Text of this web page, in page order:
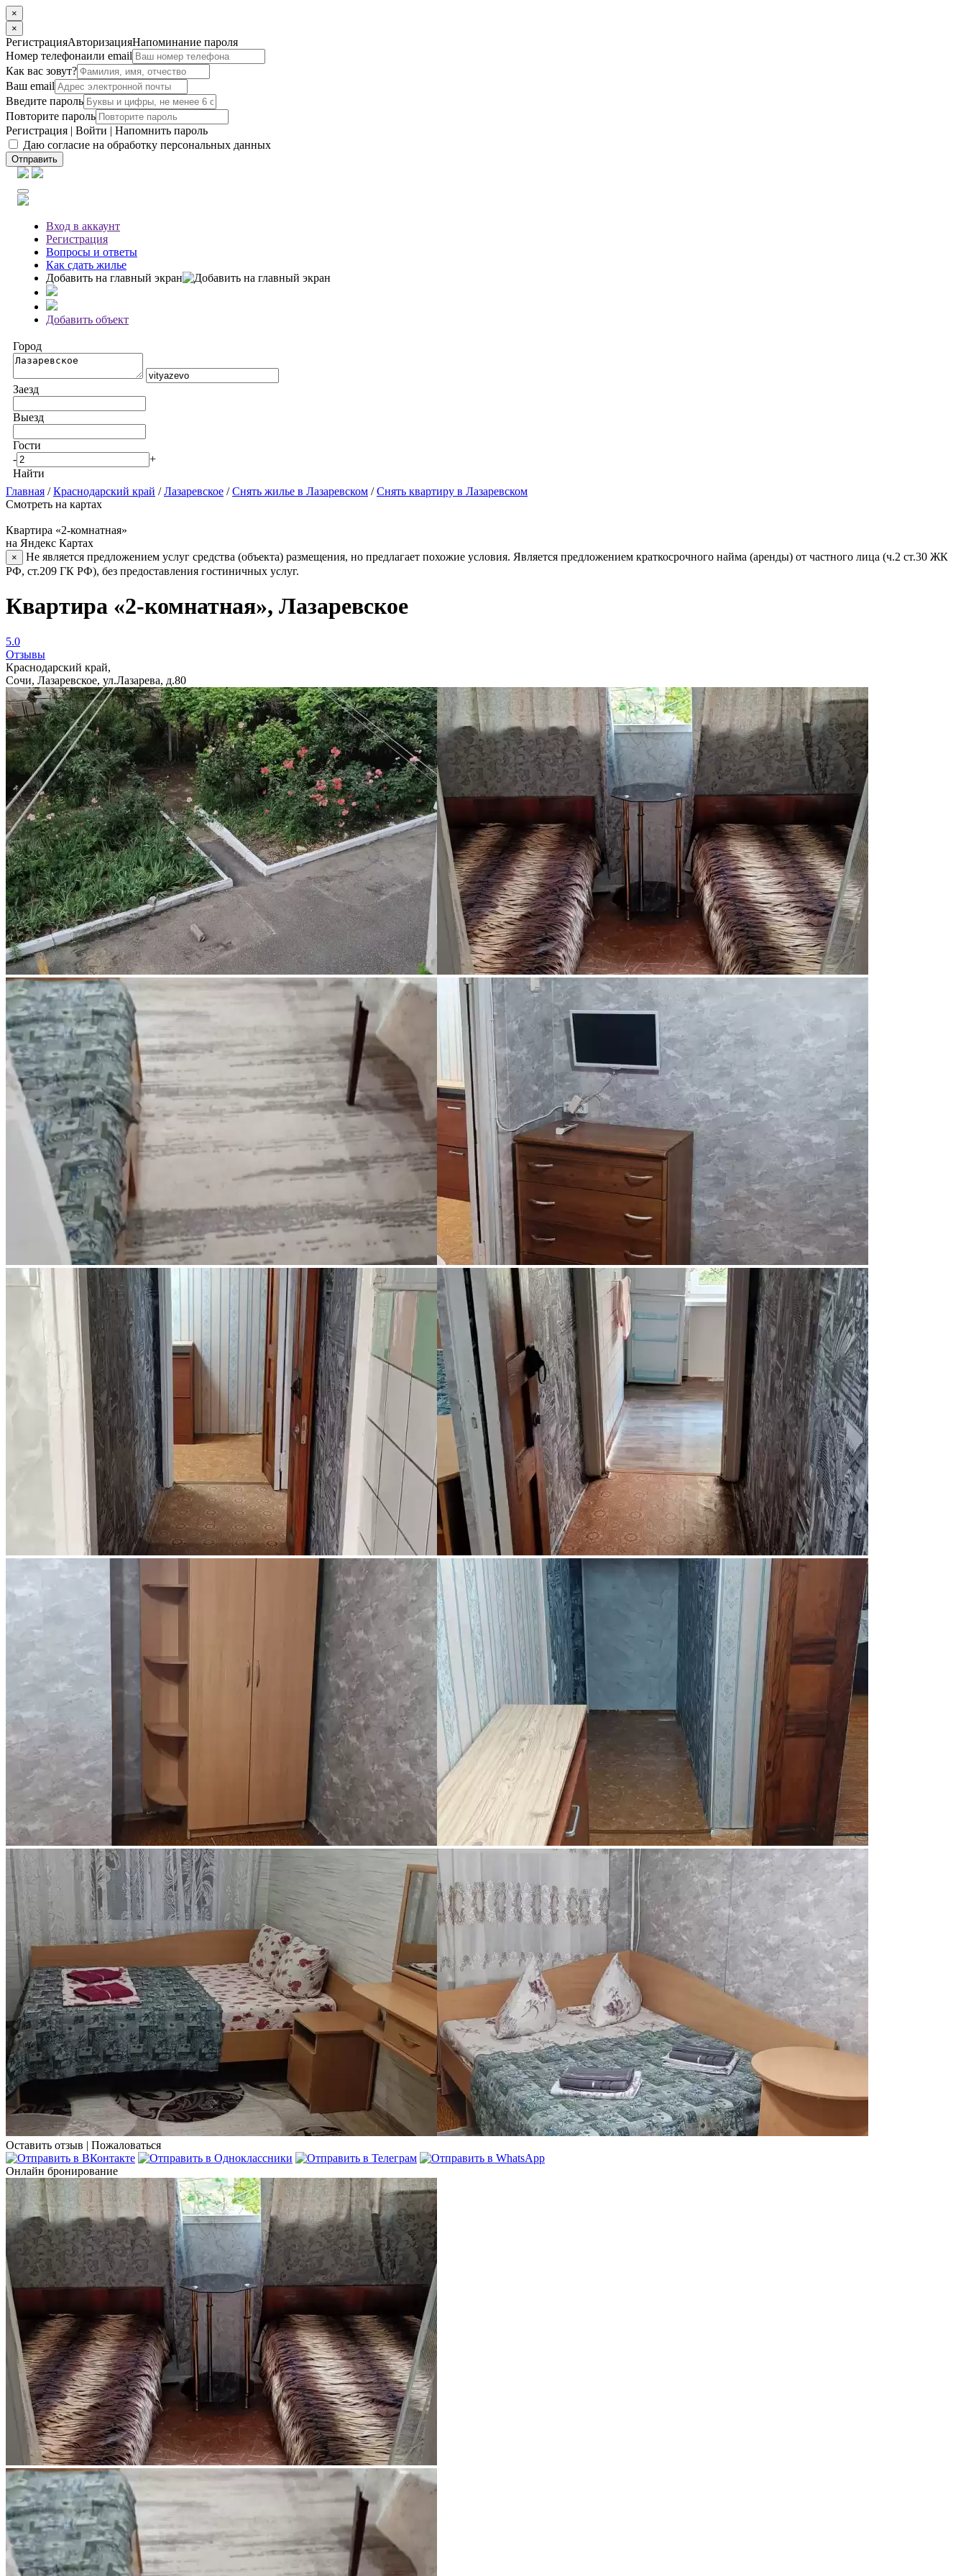
×
×
РегистрацияАвторизацияНапоминание пароля
Номер телефонаили email
Как вас зовут?
Ваш email
Введите пароль
Повторите пароль
Регистрация | Войти | Напомнить пароль
Даю согласие на обработку персональных данных
Отправить
Вход в аккаунт
Регистрация
Вопросы и ответы
Как сдать жилье
Добавить на главный экран
Добавить объект
Город
Заезд
Выезд
Гости
-
+
Найти
Главная /Краснодарский край /Лазаревское /Снять жилье в Лазаревском /Снять квартиру в Лазаревском
Смотреть на картах
Квартира «2-комнатная»
на Яндекс Картах
×
Не является предложением услуг средства (объекта) размещения, но предлагает похожие условия. Является предложением краткосрочного найма (аренды) от частного лица (ч.2 ст.30 ЖК
РФ, ст.209 ГК РФ), без предоставления гостиничных услуг.
Квартира «2-комнатная», Лазаревское
5.0
Отзывы
Краснодарский край,
Сочи, Лазаревское, ул.Лазарева, д.80
Оставить отзыв | Пожаловаться
Онлайн бронирование